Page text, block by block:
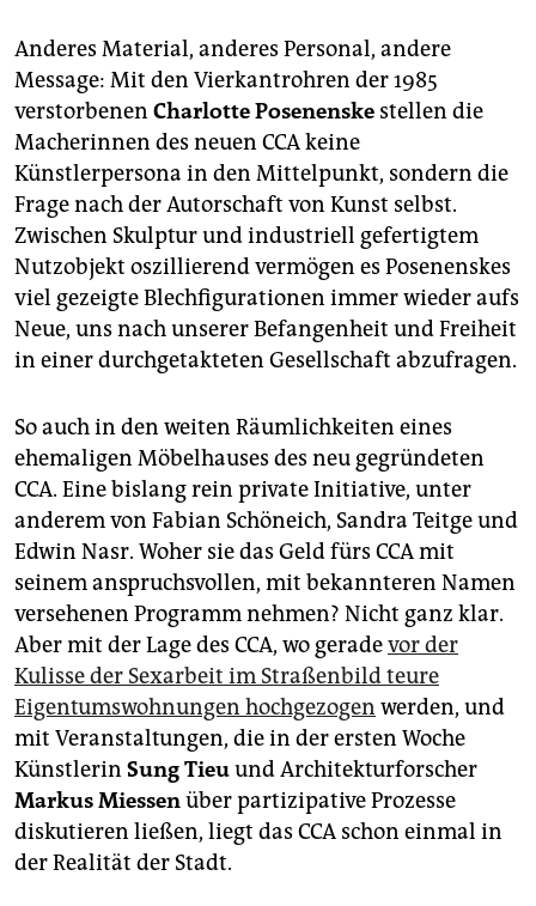
Anderes Material, anderes Personal, andere
Message: Mit den Vierkantrohren der 1985
verstorbenen Charlotte Posenenske stellen die
Macherinnen des neuen CCA keine
Künstlerpersona in den Mittelpunkt, sondern die
Frage nach der Autorschaft von Kunst selbst.
Zwischen Skulptur und industriell gefertigtem
Nutzobjekt oszillierend vermögen es Posenenskes
viel gezeigte Blechfigurationen immer wieder aufs
Neue, uns nach unserer Befangenheit und Freiheit
in einer durchgetakteten Gesellschaft abzufragen.
So auch in den weiten Räumlichkeiten eines
ehemaligen Möbelhauses des neu gegründeten
CCA. Eine bislang rein private Initiative, unter
anderem von Fabian Schöneich, Sandra Teitge und
Edwin Nasr. Woher sie das Geld fürs CCA mit
seinem anspruchsvollen, mit bekannteren Namen
versehenen Programm nehmen? Nicht ganz klar.
Aber mit der Lage des CCA, wo geradevor der
Kulisse der Sexarbeit im Straßenbild teure
Eigentumswohnungen hochgezogen werden, und
mit Veranstaltungen, die in der ersten Woche
Künstlerin Sung Tieuund Architekturforscher
Markus Miessenüber partizipative Prozesse
diskutieren ließen, liegt das CCA schon einmal in
der Realität der Stadt.